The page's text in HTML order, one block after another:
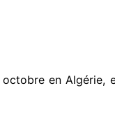
en Algérie,